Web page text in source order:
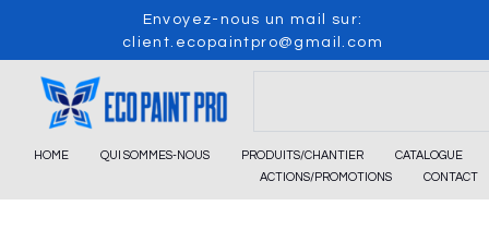
content
Envoyez-nous un mail sur:
client.ecopaintpro@gmail.com
HOME QUI SOMMES-NOUS PRODUITS/CHANTIER
CATALOGUE
ACTIONS/PROMOTIONS
CONTACT